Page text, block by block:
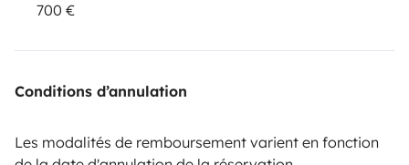
700 €
Conditions d’annulation
Les modalités de remboursement varient en fonction